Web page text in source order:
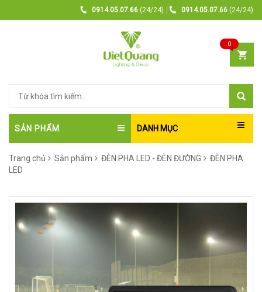
0914.05.07.66 (24/24) 0914.05.07.66 (24/24)
0
SẢN PHẨM DANH MỤC
Trang chủ Sản phẩm ĐÈN PHA LED - ĐÈN ĐƯỜNG
ĐÈN PHA
LED